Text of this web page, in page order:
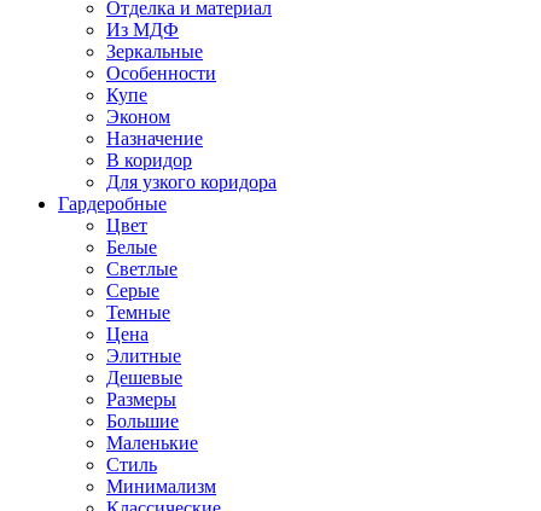
Отделка и материал
Из МДФ
Зеркальные
Особенности
Купе
Эконом
Назначение
В коридор
Для узкого коридора
Гардеробные
Цвет
Белые
Светлые
Серые
Темные
Цена
Элитные
Дешевые
Размеры
Большие
Маленькие
Стиль
Минимализм